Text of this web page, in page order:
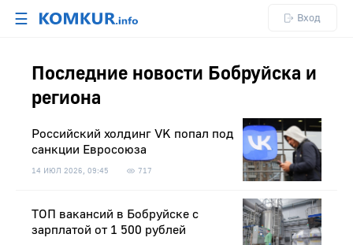
☰ Вход
Последние новости Бобруйска и
региона
Российский холдинг VK попал под
санкции Евросоюза
14 ИЮЛ 2026, 09:45 717
ТОП вакансий в Бобруйске с
зарплатой от 1 500 рублей